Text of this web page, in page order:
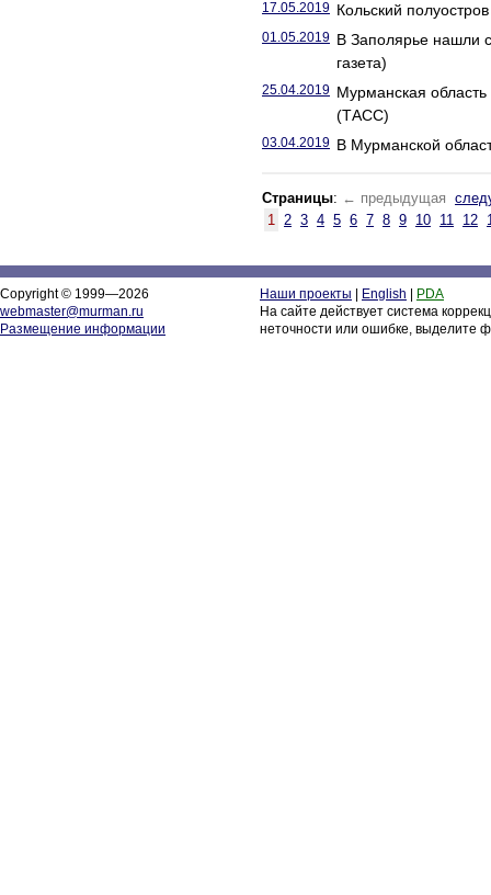
17.05.2019 Кольский
01.05.2019 В Заполярье нашли
газета)
25.04.2019 Мурманская
(ТАСС)
03.04.2019 В Мурманской
Страницы: ← предыдущая
1 2 3 4 5 6 7 8 9 10 11 12
Copyright © 1999—2026
webmaster@murman.ru
Размещение информации
Наши проекты English
PDA
На сайте действует система
неточности или ошибке, выделите